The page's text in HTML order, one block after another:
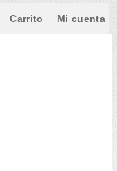
Carrito Mi cuenta